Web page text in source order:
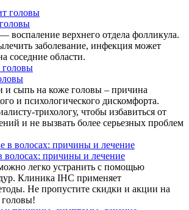
воспаление верхнего отдела фолликула.
заболевание, инфекция может
соседние области.
и сыпь на коже головы – причина
и психологического дискомфорта.
трихологу, чтобы избавиться от
и не вызвать более серьезных проблем
причины и лечение
легко устранить с помощью
Клиника IHC применяет
Не пропустите скидки и акции на
головы!